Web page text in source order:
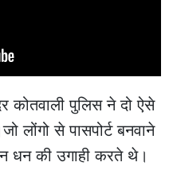
कोतवाली पुलिस ने दो ऐसे
लोंगो से पासपोर्ट बनवाने
धन की उगाही करते थे।